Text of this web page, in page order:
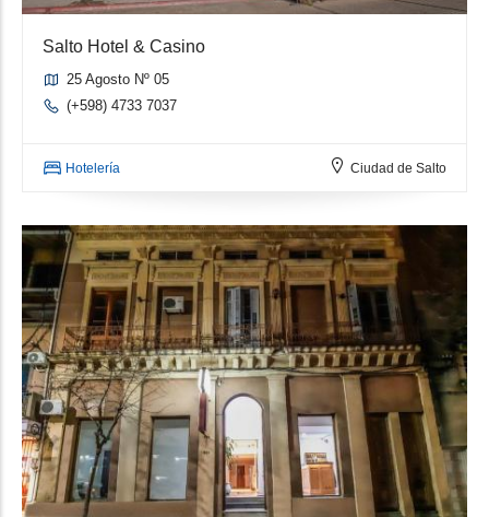
Salto Hotel & Casino
25 Agosto Nº 05
(+598) 4733 7037
Hotelería Ciudad de Salto